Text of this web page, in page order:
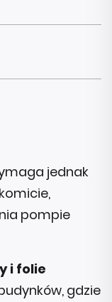
jednak
pompie
i folie
gdzie